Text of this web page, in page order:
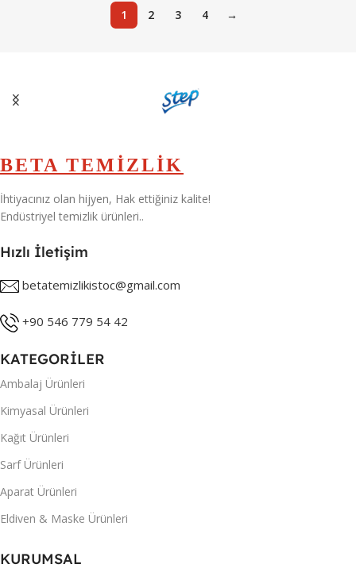
1 2 3 4 →
BETA TEMİZLİK
İhtiyacınız olan hijyen, Hak ettiğiniz kalite!
Endüstriyel temizlik ürünleri..
Hızlı İletişim
betatemizlikistoc@gmail.com
+90 546 779 54 42
KATEGORİLER
Ambalaj Ürünleri
Kimyasal Ürünleri
Kağıt Ürünleri
Sarf Ürünleri
Aparat Ürünleri
Eldiven & Maske Ürünleri
KURUMSAL